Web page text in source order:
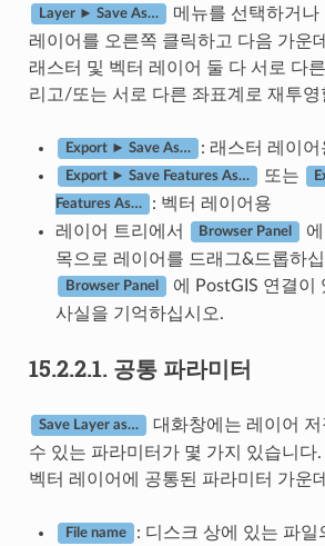
Layer ► Save As… 메뉴를 선택하거나
레이어를 오른쪽 클릭하고 다음 가운
래스터 및 벡터 레이어 둘 다 서로 다
리고/또는 서로 다른 좌표계로 재투영
Export ► Save As… : 래스터 레이어
Export ► Save Features As… 또는
Features As…
: 벡터 레이어용
레이어 트리에서
Browser Panel
목으로 레이어를 드래그&드롭하
Browser Panel
에 PostGIS 연결이
사실을 기억하십시오.
15.2.2.1. 공통 파라미터
Save Layer as…
대화창에는 레이어
수 있는 파라미터가 몇 가지 있습니다
벡터 레이어에 공통된 파라미터 가운
File name
: 디스크 상에 있는 파일